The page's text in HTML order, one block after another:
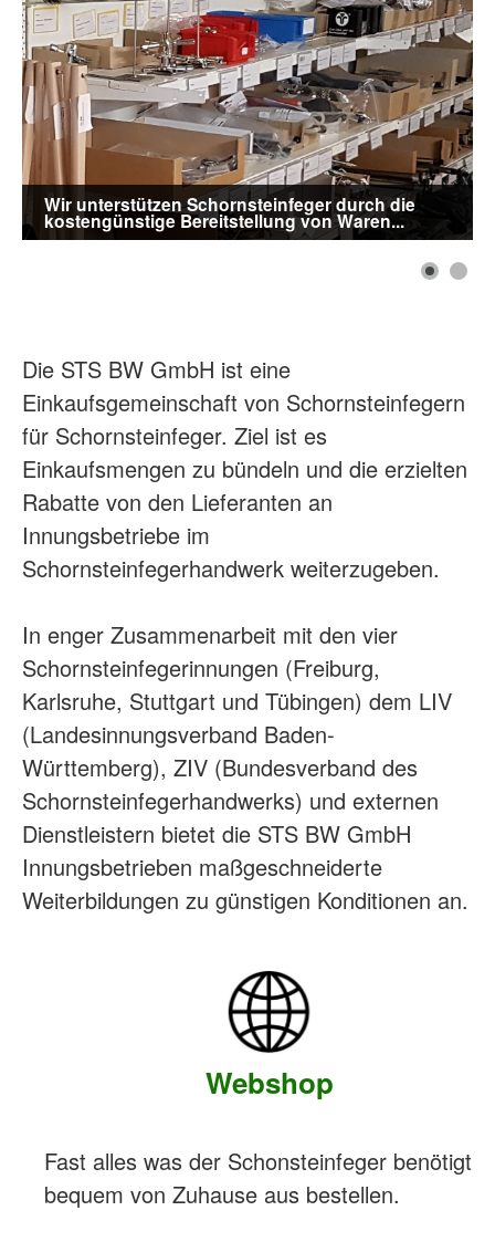
Qualitätsmanagement
Über uns
Feedback
Kontakt
Wir unterstützen Schornsteinfeger durch die
kostengünstige Bereitstellung von Waren...
Die STS BW GmbH ist eine
Einkaufsgemeinschaft von Schornsteinfegern
für Schornsteinfeger. Ziel ist es
Einkaufsmengen zu bündeln und die erzielten
Rabatte von den Lieferanten an
Innungsbetriebe im
Schornsteinfegerhandwerk weiterzugeben.
In enger Zusammenarbeit mit den vier
Schornsteinfegerinnungen (Freiburg,
Karlsruhe, Stuttgart und Tübingen) dem LIV
(Landesinnungsverband Baden-
Württemberg), ZIV (Bundesverband des
Schornsteinfegerhandwerks) und externen
Dienstleistern bietet die STS BW GmbH
Innungsbetrieben maßgeschneiderte
Weiterbildungen zu günstigen Konditionen an.
Webshop
Fast alles was der Schonsteinfeger benötigt
bequem von Zuhause aus bestellen.